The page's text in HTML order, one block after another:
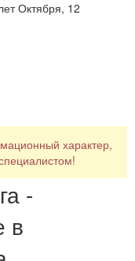
Октября, 12
характер,
-
в